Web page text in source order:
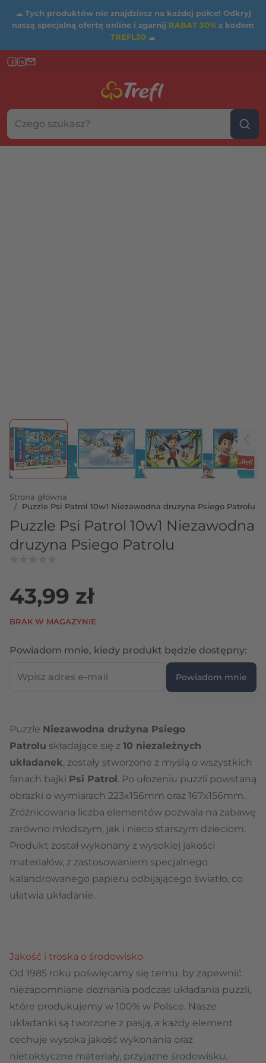
☁ Tych produktów nie znajdziesz na każdej półce! Odkryj
naszą specjalną ofertę online i zgarnij RABAT 30% z kodem
TREFL30 ☁
Szukaj w sklepie...
Wybierz kategorię
View larger imageView larger imageView larger image
Strona główna
/ Puzzle Psi Patrol 10w1 Niezawodna druzyna Psiego Patrolu
Puzzle Psi Patrol 10w1 Niezawodna
druzyna Psiego Patrolu
43,99 zł
BRAK W MAGAZYNIE
Powiadom mnie, kiedy produkt będzie dostępny:
Powiadom mnie
Puzzle Niezawodna drużyna Psiego
Patrolu składające się z 10 niezależnych
układanek, zostały stworzone z myślą o wszystkich
fanach bajki Psi Patrol. Po ułożeniu puzzli powstaną
obrazki o wymiarach 223x156mm oraz 167x156mm.
Zróżnicowana liczba elementów pozwala na zabawę
zarówno młodszym, jak i nieco starszym dzieciom.
Produkt został wykonany z wysokiej jakości
materiałów, z zastosowaniem specjalnego
kalandrowanego papieru odbijającego światło, co
ułatwia układanie.
Jakość i troska o środowisko
Od 1985 roku poświęcamy się temu, by zapewnić
niezapomniane doznania podczas układania puzzli,
które produkujemy w 100% w Polsce. Nasze
układanki są tworzone z pasją, a każdy element
cechuje wysoka jakość wykonania oraz
nietoksyczne materiały, przyjazne środowisku.